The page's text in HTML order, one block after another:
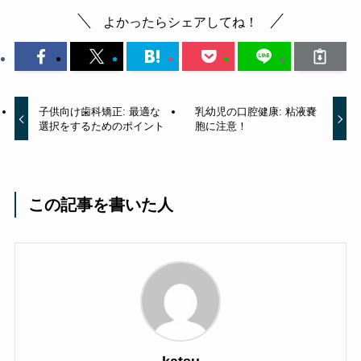
よかったらシェアしてね！
子供向け歯科矯正: 最適な
選択をするためのポイント
乳幼児の口腔健康: 粘液嚢
胞に注意！
この記事を書いた人